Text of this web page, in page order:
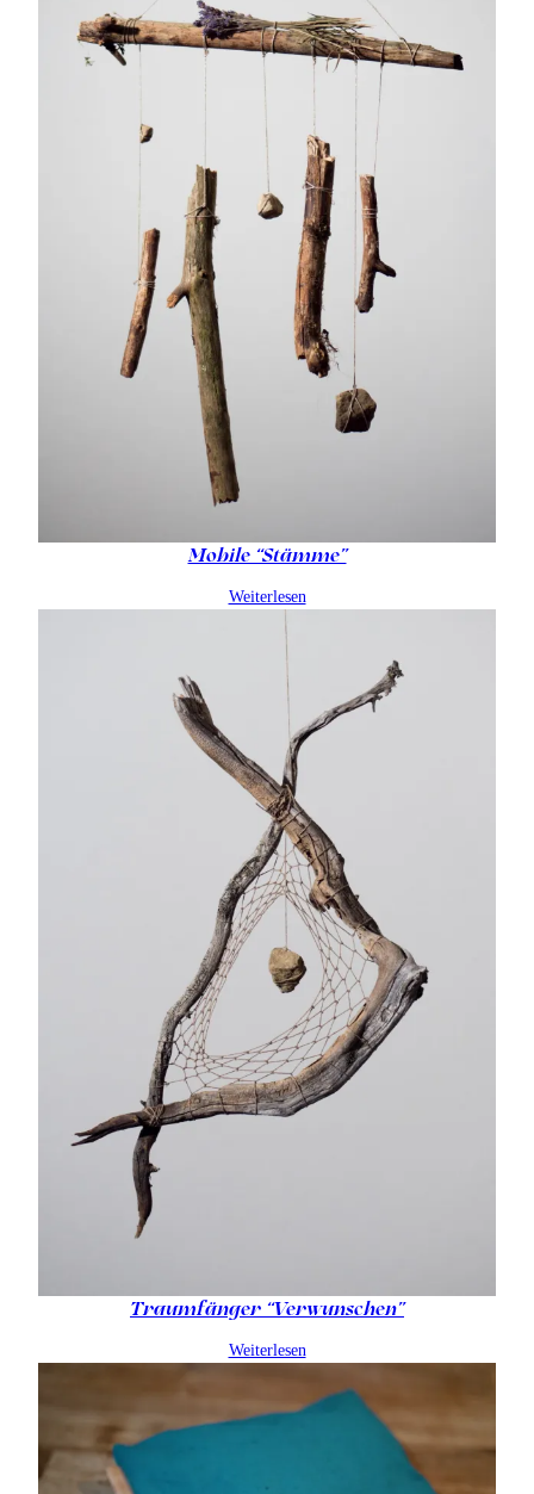
Mobile “Stämme”
Weiterlesen
Traumfänger “Verwunschen”
Weiterlesen